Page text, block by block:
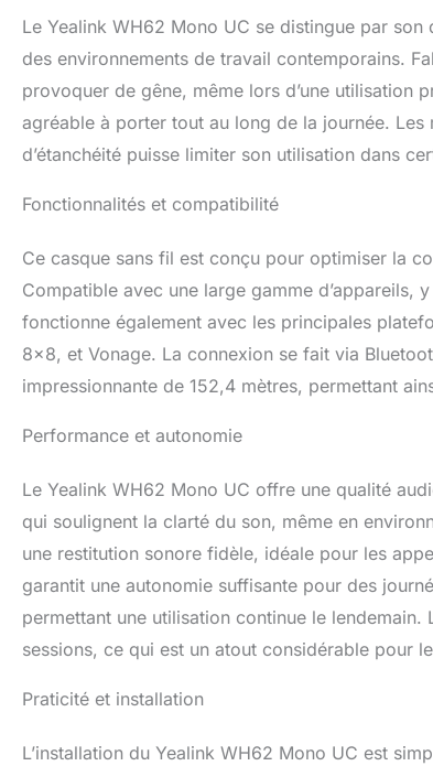
Le Yealink WH62 Mono UC se distingue par
des environnements de travail contemporains.
provoquer de gêne, même lors d’une utilisation
agréable à porter tout au long de la journée. Les
d’étanchéité puisse limiter son utilisation dans
Fonctionnalités et compatibilité
Ce casque sans fil est conçu pour optimiser la
Compatible avec une large gamme d’appareils,
fonctionne également avec les principales
8×8, et Vonage. La connexion se fait via
impressionnante de 152,4 mètres, permettant
Performance et autonomie
Le Yealink WH62 Mono UC offre une qualité
qui soulignent la clarté du son, même en
une restitution sonore fidèle, idéale pour les
garantit une autonomie suffisante pour des
permettant une utilisation continue le
sessions, ce qui est un atout considérable pour
Praticité et installation
L’installation du Yealink WH62 Mono UC est